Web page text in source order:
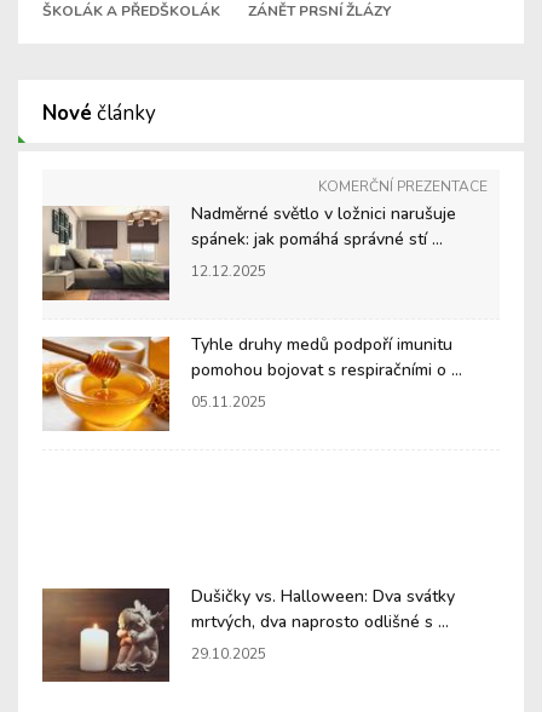
ŠKOLÁK A PŘEDŠKOLÁK
ZÁNĚT PRSNÍ ŽLÁZY
Nové články
KOMERČNÍ PREZENTACE
Nadměrné světlo v ložnici narušuje
spánek: jak pomáhá správné stí ...
12.12.2025
Tyhle druhy medů podpoří imunitu
pomohou bojovat s respiračními o ...
05.11.2025
Dušičky vs. Halloween: Dva svátky
mrtvých, dva naprosto odlišné s ...
29.10.2025